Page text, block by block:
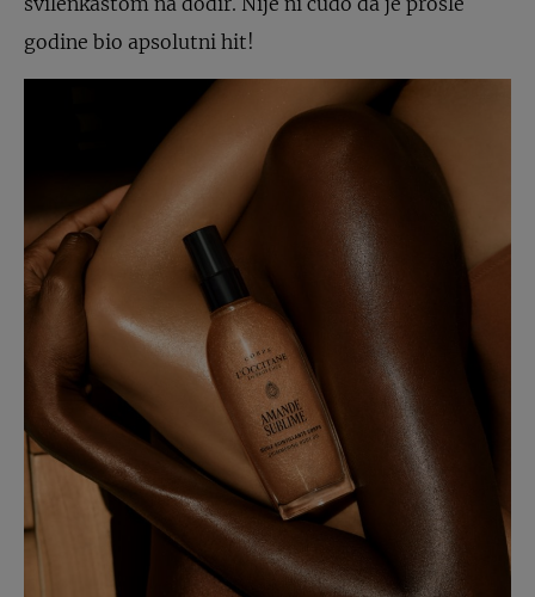
godine bio apsolutni hit!